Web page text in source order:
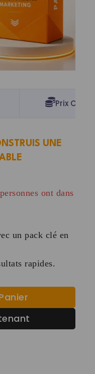
Prix
UNE
des dernières 15
ont dans leur
un pack clé en
rapides.